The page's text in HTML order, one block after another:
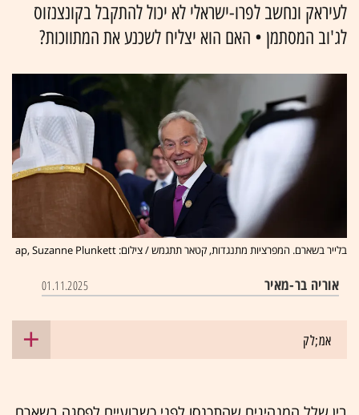
לעיראק ונחשב לפרו-ישראלי לא יכול להתקבל בקונצנזוס
לג'וב המסתמן • האם הוא יצליח לשכנע את המתווכות?
בלייר בשארם. המפרציות מתנגדות, קטאר תתגמש / צילום: ap, Suzanne Plunkett
אוריה בר-מאיר 01.11.2025
אמ;לק